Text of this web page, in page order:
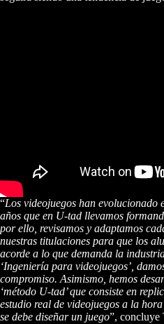
“Los videojuegos han evolucionado
años que en U-tad llevamos
por ello, revisamos y adaptamos
nuestras titulaciones para que los
acorde a lo que demanda la
‘Ingeniería para videojuegos’,
compromiso. Asimismo, hemos
‘método U-tad’ que consiste en
estudio real de videojuegos a la
se debe diseñar un juego”, concluye